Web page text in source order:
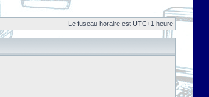
Le fuseau horaire est UTC+1 heure